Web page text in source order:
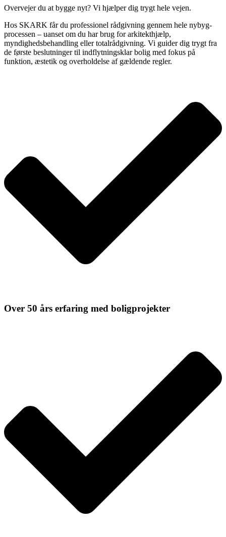
Overvejer du at bygge nyt? Vi hjælper dig trygt hele vejen.
Hos SKARK får du professionel rådgivning gennem hele nybyg-
processen – uanset om du har brug for arkitekthjælp,
myndighedsbehandling eller totalrådgivning. Vi guider dig trygt fra
de første beslutninger til indflytningsklar bolig med fokus på
funktion, æstetik og overholdelse af gældende regler.
Over 50 års erfaring med boligprojekter